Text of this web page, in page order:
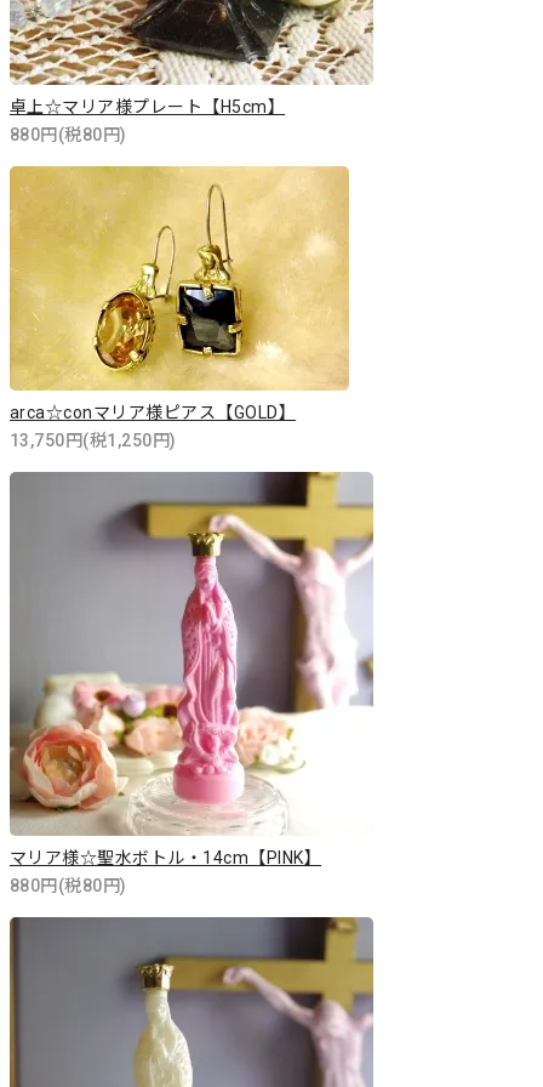
卓上☆マリア様プレート【H5cm】
880円(税80円)
arca☆conマリア様ピアス【GOLD】
13,750円(税1,250円)
マリア様☆聖水ボトル・14cm【PINK】
880円(税80円)